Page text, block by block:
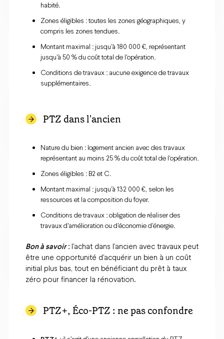
habité.
Zones éligibles : toutes les zones géographiques, y
compris les zones tendues.
Montant maximal : jusqu'à 180 000 €, représentant
jusqu'à 50 % du coût total de l'opération.
Conditions de travaux : aucune exigence de travaux
supplémentaires.​
PTZ dans l'ancien
Nature du bien : logement ancien avec des travaux
représentant au moins 25 % du coût total de l'opération.
Zones éligibles : B2 et C.
Montant maximal : jusqu'à 132 000 €, selon les
ressources et la composition du foyer.
Conditions de travaux : obligation de réaliser des
travaux d'amélioration ou d'économie d'énergie.​
Bon à savoir: l'achat dans l'ancien avec travaux peut
être une opportunité d'acquérir un bien à un coût
initial plus bas, tout en bénéficiant du prêt à taux
zéro pour financer la rénovation.​
PTZ+, Éco-PTZ : ne pas confondre